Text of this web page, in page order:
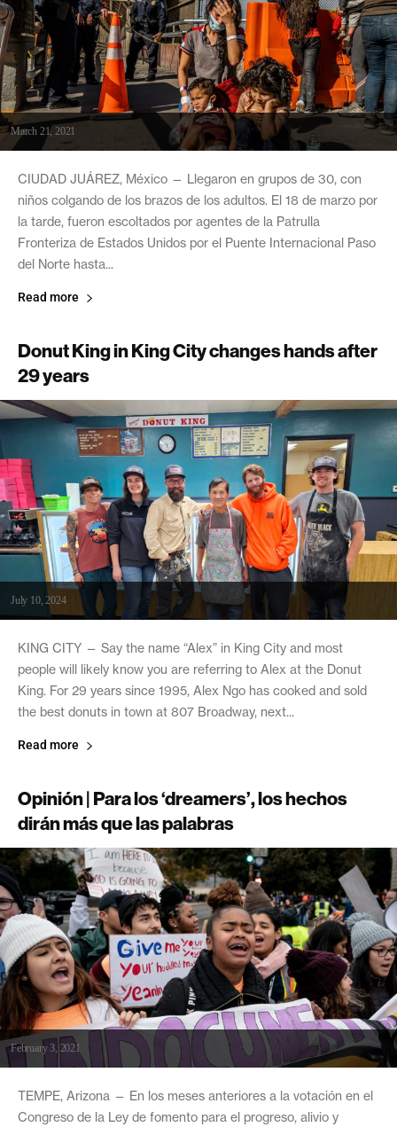
March 21, 2021
CIUDAD JUÁREZ, México — Llegaron en grupos de 30, con
niños colgando de los brazos de los adultos. El 18 de marzo por
la tarde, fueron escoltados por agentes de la Patrulla
Fronteriza de Estados Unidos por el Puente Internacional Paso
del Norte hasta...
Read more
Donut King in King City changes hands after
29 years
July 10, 2024
KING CITY — Say the name “Alex” in King City and most
people will likely know you are referring to Alex at the Donut
King. For 29 years since 1995, Alex Ngo has cooked and sold
the best donuts in town at 807 Broadway, next...
Read more
Opinión | Para los ‘dreamers’, los hechos
dirán más que las palabras
February 3, 2021
TEMPE, Arizona — En los meses anteriores a la votación en el
Congreso de la Ley de fomento para el progreso, alivio y